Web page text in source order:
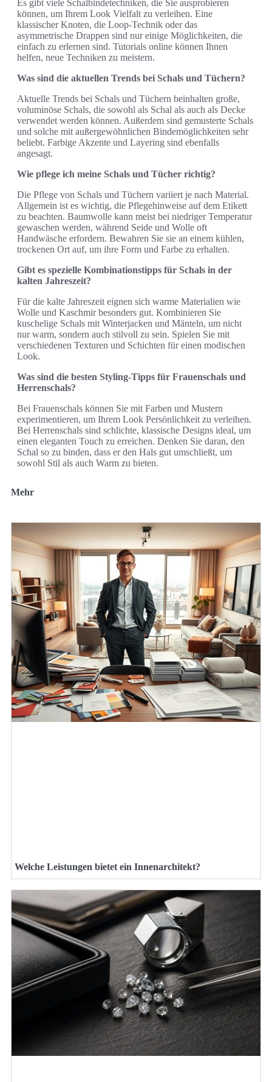
Es gibt viele Schalbindetechniken, die Sie ausprobieren
können, um Ihrem Look Vielfalt zu verleihen. Eine
klassischer Knoten, die Loop-Technik oder das
asymmetrische Drappen sind nur einige Möglichkeiten, die
einfach zu erlernen sind. Tutorials online können Ihnen
helfen, neue Techniken zu meistern.
Was sind die aktuellen Trends bei Schals und Tüchern?
Aktuelle Trends bei Schals und Tüchern beinhalten große,
voluminöse Schals, die sowohl als Schal als auch als Decke
verwendet werden können. Außerdem sind gemusterte Schals
und solche mit außergewöhnlichen Bindemöglichkeiten sehr
beliebt. Farbige Akzente und Layering sind ebenfalls
angesagt.
Wie pflege ich meine Schals und Tücher richtig?
Die Pflege von Schals und Tüchern variiert je nach Material.
Allgemein ist es wichtig, die Pflegehinweise auf dem Etikett
zu beachten. Baumwolle kann meist bei niedriger Temperatur
gewaschen werden, während Seide und Wolle oft
Handwäsche erfordern. Bewahren Sie sie an einem kühlen,
trockenen Ort auf, um ihre Form und Farbe zu erhalten.
Gibt es spezielle Kombinationstipps für Schals in der
kalten Jahreszeit?
Für die kalte Jahreszeit eignen sich warme Materialien wie
Wolle und Kaschmir besonders gut. Kombinieren Sie
kuschelige Schals mit Winterjacken und Mänteln, um nicht
nur warm, sondern auch stilvoll zu sein. Spielen Sie mit
verschiedenen Texturen und Schichten für einen modischen
Look.
Was sind die besten Styling-Tipps für Frauenschals und
Herrenschals?
Bei Frauenschals können Sie mit Farben und Mustern
experimentieren, um Ihrem Look Persönlichkeit zu verleihen.
Bei Herrenschals sind schlichte, klassische Designs ideal, um
einen eleganten Touch zu erreichen. Denken Sie daran, den
Schal so zu binden, dass er den Hals gut umschließt, um
sowohl Stil als auch Warm zu bieten.
Mehr
Welche Leistungen bietet ein Innenarchitekt?